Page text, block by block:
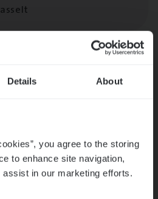
Details About
you agree to the storing
to enhance site navigation,
in our marketing efforts.